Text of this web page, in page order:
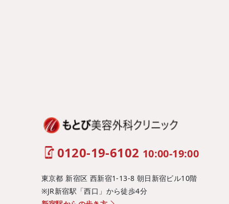
0120-19-6102 10:00-19:00
東京都 新宿区 西新宿1-13-8 朝日新宿ビル10階
※JR新宿駅「西口」から徒歩4分